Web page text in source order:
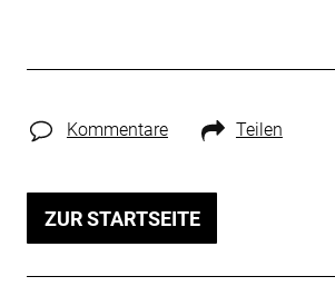
Kommentare Teilen
ZUR STARTSEITE